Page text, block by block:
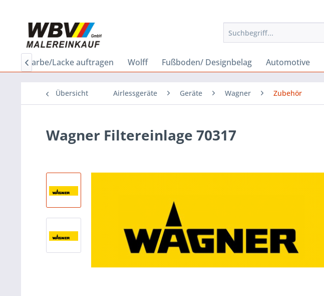
Farbe/Lacke auftragen Wolff Fußboden/ Designbelag Automotive

Übersicht Airlessgeräte Geräte Wagner Zubehör
Wagner Filtereinlage 70317